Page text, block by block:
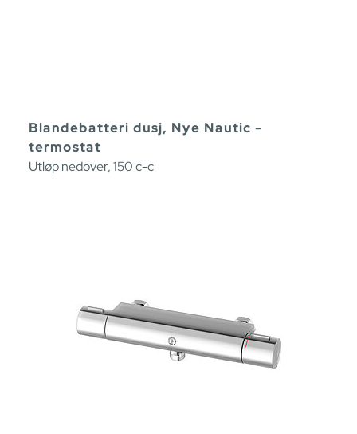
Blandebatteri dusj, Nye Nautic -
termostat
Utløp nedover, 150 c-c